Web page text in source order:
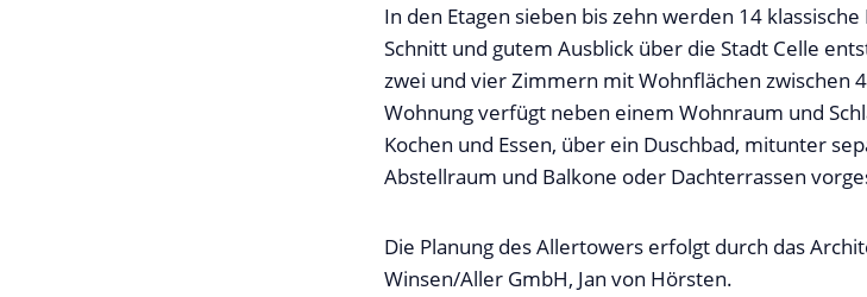
In den Etagen sieben bis zehn werden 14
Schnitt und gutem Ausblick über die Stadt Celle
zwei und vier Zimmern mit Wohnflächen zwischen
Wohnung verfügt neben einem Wohnraum und
Kochen und Essen, über ein Duschbad, mitunter
Abstellraum und Balkone oder Dachterrassen
Die Planung des Allertowers erfolgt durch das
Winsen/Aller GmbH, Jan von Hörsten.